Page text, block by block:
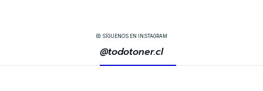
SÍGUENOS EN INSTAGRAM
@todotoner.cl